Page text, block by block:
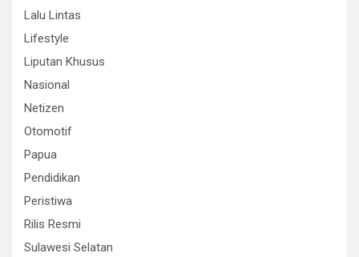
Lalu Lintas
Lifestyle
Liputan Khusus
Nasional
Netizen
Otomotif
Papua
Pendidikan
Peristiwa
Rilis Resmi
Sulawesi Selatan